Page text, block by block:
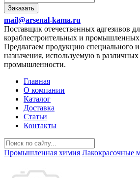
Заказать
mail@arsenal-kama.ru
Поставщик отечественных адгезивов
кораблестроительных и
Предлагаем продукцию специального и
назначения, используемую в различных
промышленности.
Главная
О компании
Каталог
Доставка
Статьи
Контакты
Промышленная химия Лакокрасочные